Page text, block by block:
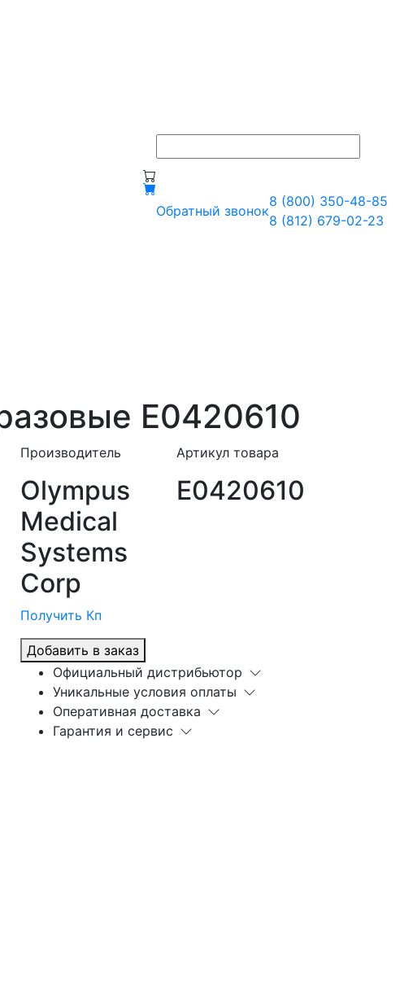
Обратный звонок
8 (800) 350-48-85
8 (812) 679-02-23
E0420610
Производитель
Olympus
Medical
Systems
Corp
Артикул товара
E0420610
Получить Кп
Добавить в заказ
Официальный дистрибьютор
Уникальные условия оплаты
Оперативная доставка
Гарантия и сервис